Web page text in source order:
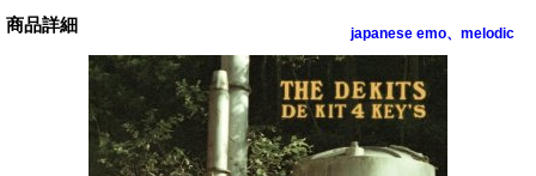
商品詳細 japanese emo、melodic